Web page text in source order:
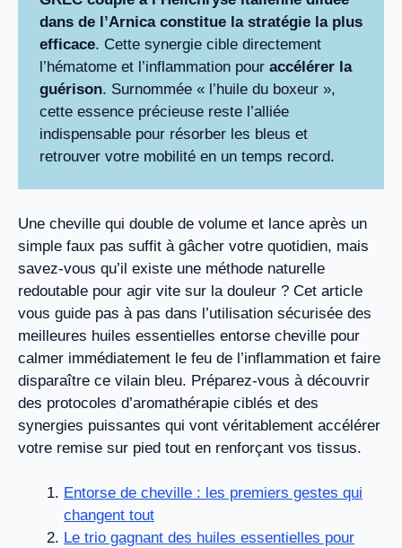
dans de l’Arnica constitue la stratégie la plus
efficace. Cette synergie cible directement
l’hématome et l’inflammation pour accélérer la
guérison. Surnommée « l’huile du boxeur »,
cette essence précieuse reste l’alliée
indispensable pour résorber les bleus et
retrouver votre mobilité en un temps record.
Une cheville qui double de volume et lance après un
simple faux pas suffit à gâcher votre quotidien, mais
savez-vous qu’il existe une méthode naturelle
redoutable pour agir vite sur la douleur ? Cet article
vous guide pas à pas dans l’utilisation sécurisée des
meilleures huiles essentielles entorse cheville pour
calmer immédiatement le feu de l’inflammation et faire
disparaître ce vilain bleu. Préparez-vous à découvrir
des protocoles d’aromathérapie ciblés et des
synergies puissantes qui vont véritablement accélérer
votre remise sur pied tout en renforçant vos tissus.
Entorse de cheville : les premiers gestes qui
changent tout
Le trio gagnant des huiles essentielles pour